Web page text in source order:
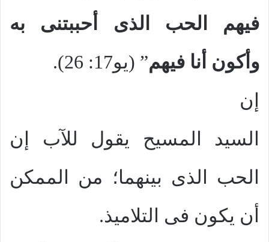
فيهم الحب الذى أحببتنى به
وأكون أنا فيهم” (يو17: 26).
إن
السيد المسيح يقول للآب إن
الحب الذى بينهما؛ من الممكن
أن يكون فى التلاميذ.